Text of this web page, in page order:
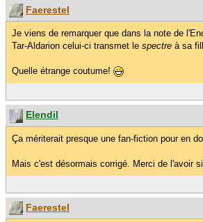
Faerestel
Je viens de remarquer que dans la note de
Tar-Aldarion celui-ci transmet le spectre à sa
Quelle étrange coutume!
Elendil
Ça mériterait presque une fan-fiction pour en
Mais c'est désormais corrigé. Merci de l'avoir
Faerestel